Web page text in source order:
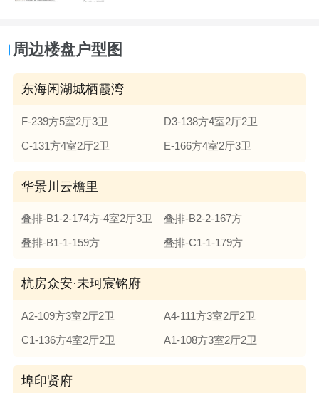
周边楼盘户型图
东海闲湖城栖霞湾
F-239方5室2厅3卫
D3-138方4室2厅2卫
C-131方4室2厅2卫
E-166方4室2厅3卫
华景川云檐里
叠排-B1-2-174方-4室2厅3卫
叠排-B2-2-167方
叠排-B1-1-159方
叠排-C1-1-179方
杭房众安·未珂宸铭府
A2-109方3室2厅2卫
A4-111方3室2厅2卫
C1-136方4室2厅2卫
A1-108方3室2厅2卫
埠印贤府